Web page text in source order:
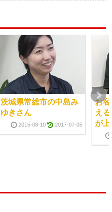
茨城県常総市の中島み
ゆきさん
2015-08-10 2017-07-05
お
え
が